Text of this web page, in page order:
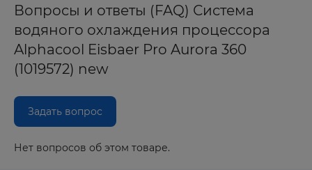
Вопросы и ответы (FAQ) Система
водяного охлаждения процессора
Alphacool Eisbaer Pro Aurora 360
(1019572) new
Задать вопрос
Нет вопросов об этом товаре.